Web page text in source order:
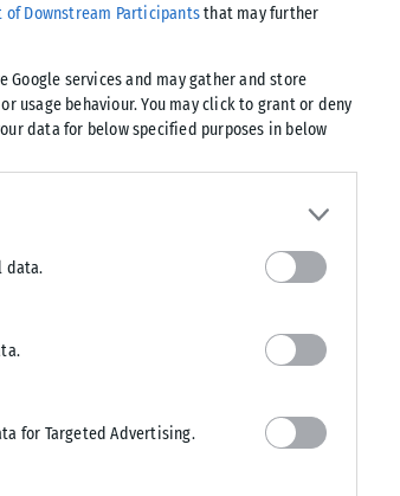
of Downstream Participantsthat may further
Google services and may gather and store
behaviour. You may click to grant or deny
data for below specified purposes in below
data.
for Targeted Advertising.
χαρακτηριστικά:
τις πιο επιτυχημένες
που χρειαζόταν για την
στην προώθηση της
βιώσιμη
βοήθησαν τις
η Βουλή
πώς να
από μικρά να